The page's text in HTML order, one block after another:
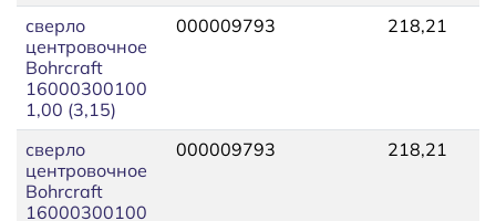
сверло
центровочное
Bohrcraft
16000300100
1,00 (3,15)
000009793 218,21
сверло
центровочное
Bohrcraft
16000300100
000009793 218,21